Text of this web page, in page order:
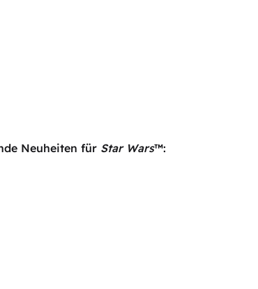
Neuheiten für Star Wars™: